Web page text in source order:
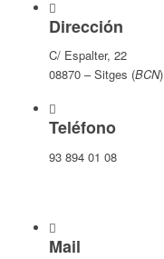
Dirección
C/ Espalter, 22
08870 – Sitges (BCN)
Teléfono
93 894 01 08
Mail